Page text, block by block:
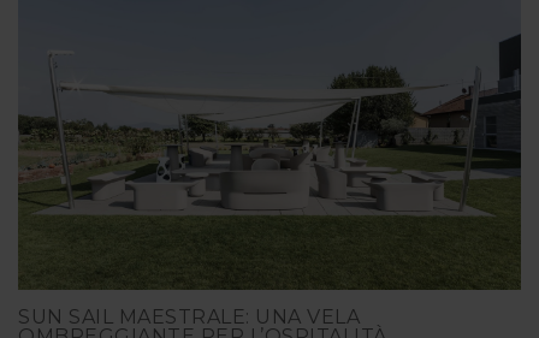
SUN SAIL MAESTRALE: UNA VELA